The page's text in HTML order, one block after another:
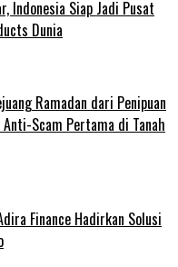
Indonesia Siap Jadi Pusat
Dunia
Ramadan dari Penipuan
Scam Pertama di Tanah
Finance Hadirkan Solusi